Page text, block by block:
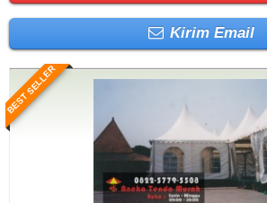
Kirim Email
BEST SELLER